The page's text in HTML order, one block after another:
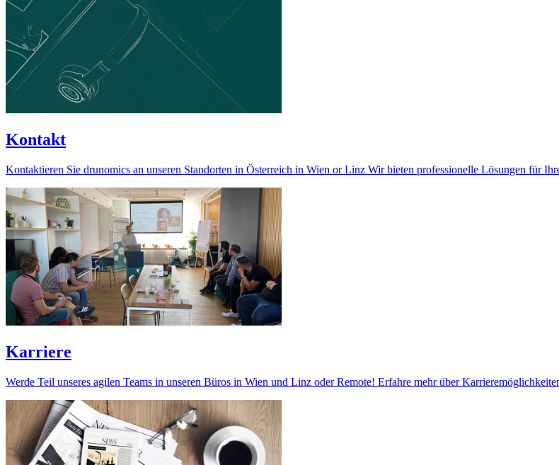
Kontakt
Kontaktieren Sie drunomics an unseren Standorten in Österreich in Wien or Linz Wir bieten professionelle Lösungen für
Karriere
Werde Teil unseres agilen Teams in unseren Büros in Wien und Linz oder Remote! Erfahre mehr über